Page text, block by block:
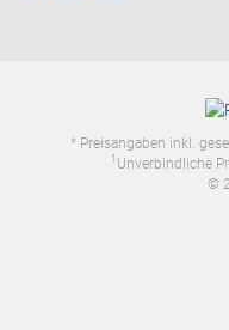
* Preisangaben inkl.
1 Unverbindliche
©